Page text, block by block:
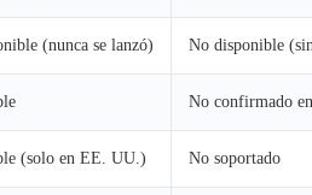
(nunca se lanzó) No disponible
No confirmado
(solo en EE. UU.) No soportado